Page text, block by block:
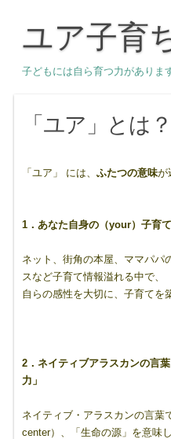
ユア子育
子どもには自ら育つ力がありま
「ユア」とは？
「ユア」 には、 ふたつの意味が
1．あなた自身の（your）子育て
ネット、街角の本屋、ママパパ
スなど子育て情報溢れる中で、
自らの感性を大切に、子育てを
2．ネイティブアラスカンの言
力」
ネイティブ・アラスカンの言葉
center）、「生命の源」を意味し